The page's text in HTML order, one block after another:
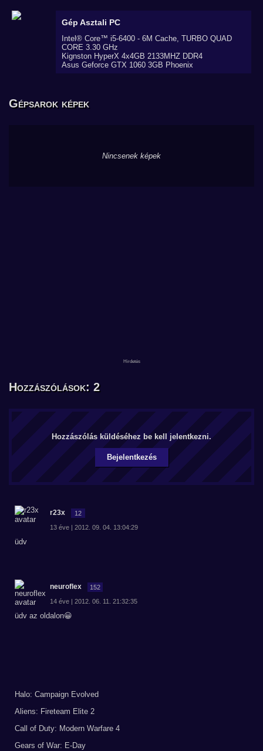
Gép Asztali PC
Intel® Core™ i5-6400 - 6M Cache, TURBO QUAD
CORE 3.30 GHz
Kignston HyperX 4x4GB 2133MHZ DDR4
Asus Geforce GTX 1060 3GB Phoenix
Gépsarok képek
Nincsenek képek
Hozzászólások: 2
Hozzászólás küldéséhez be kell jelentkezni.
Bejelentkezés
r23x 12
13 éve | 2012. 09. 04. 13:04:29
üdv
neuroflex 152
14 éve | 2012. 06. 11. 21:32:35
üdv az oldalon😀
Halo: Campaign Evolved
Aliens: Fireteam Elite 2
Call of Duty: Modern Warfare 4
Gears of War: E-Day